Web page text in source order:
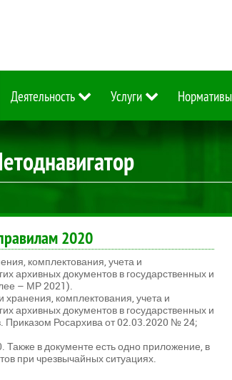
Деятельность Услуги Нормативы
2020
комплектования, учета и
архивных документов в государственных и
– МР 2021).
комплектования, учета и
архивных документов в государственных и
Приказом Росархива от 02.03.2020 № 24;
в документе есть одно приложение, в
при чрезвычайных ситуациях.